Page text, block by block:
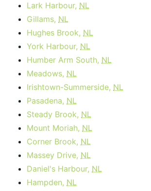
Lark Harbour, NL
Gillams, NL
Hughes Brook, NL
York Harbour, NL
Humber Arm South, NL
Meadows, NL
Irishtown-Summerside, NL
Pasadena, NL
Steady Brook, NL
Mount Moriah, NL
Corner Brook, NL
Massey Drive, NL
Daniel's Harbour, NL
Hampden, NL